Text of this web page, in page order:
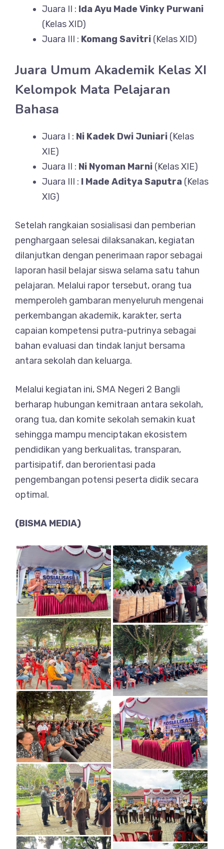
Juara II : Ida Ayu Made Vinky Purwani
(Kelas XID)
Juara III : Komang Savitri (Kelas XID)
Juara Umum Akademik Kelas XI
Kelompok Mata Pelajaran
Bahasa
Juara I : Ni Kadek Dwi Juniari (Kelas
XIE)
Juara II : Ni Nyoman Marni (Kelas XIE)
Juara III : I Made Aditya Saputra (Kelas
XIG)
Setelah rangkaian sosialisasi dan pemberian
penghargaan selesai dilaksanakan, kegiatan
dilanjutkan dengan penerimaan rapor sebagai
laporan hasil belajar siswa selama satu tahun
pelajaran. Melalui rapor tersebut, orang tua
memperoleh gambaran menyeluruh mengenai
perkembangan akademik, karakter, serta
capaian kompetensi putra-putrinya sebagai
bahan evaluasi dan tindak lanjut bersama
antara sekolah dan keluarga.
Melalui kegiatan ini, SMA Negeri 2 Bangli
berharap hubungan kemitraan antara sekolah,
orang tua, dan komite sekolah semakin kuat
sehingga mampu menciptakan ekosistem
pendidikan yang berkualitas, transparan,
partisipatif, dan berorientasi pada
pengembangan potensi peserta didik secara
optimal.
(BISMA MEDIA)